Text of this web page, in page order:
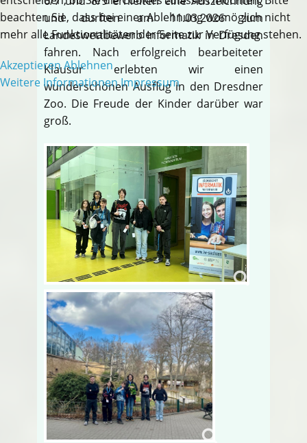
und durften am 11.03.2026 zum
Landeswettbewerb Informatik in Dresden
fahren. Nach erfolgreich bearbeiteter
Klausur erlebten wir einen
wunderschönen Ausflug in den Dresdner
Zoo. Die Freude der Kinder darüber war
groß.
beachten Sie, dass bei einer Ablehnung womöglich nicht
mehr alle Funktionalitäten der Seite zur Verfügung stehen.
AkzeptierenAblehnen
Weitere Informationen Impressum